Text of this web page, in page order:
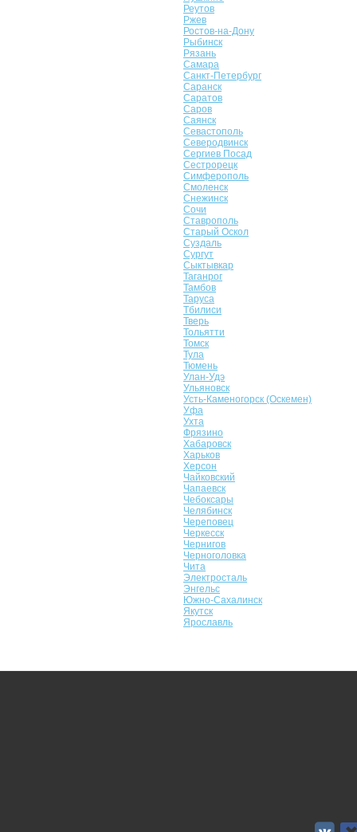
Реутов
Ржев
Ростов-на-Дону
Рыбинск
Рязань
Самара
Санкт-Петербург
Саранск
Саратов
Саров
Саянск
Севастополь
Северодвинск
Сергиев Посад
Сестрорецк
Симферополь
Смоленск
Снежинск
Сочи
Ставрополь
Старый Оскол
Суздаль
Сургут
Сыктывкар
Таганрог
Тамбов
Таруса
Тбилиси
Тверь
Тольятти
Томск
Тула
Тюмень
Улан-Удэ
Ульяновск
Усть-Каменогорск (Оскемен)
Уфа
Ухта
Фрязино
Хабаровск
Харьков
Херсон
Чайковский
Чапаевск
Чебоксары
Челябинск
Череповец
Черкесск
Чернигов
Черноголовка
Чита
Электросталь
Энгельс
Южно-Сахалинск
Якутск
Ярославль